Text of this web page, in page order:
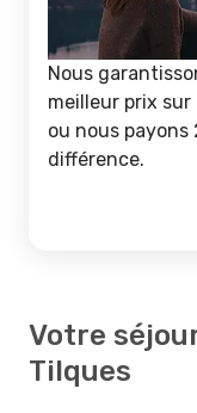
Nous
meilleur prix sur
ou nous payons
différence.
Votre
Tilques